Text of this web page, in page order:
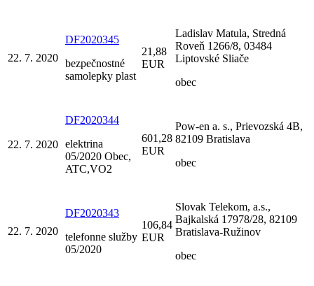
22. 7. 2020
DF2020345
bezpečnostné
samolepky plast
21,88
EUR
Ladislav Matula, Stredná
Roveň 1266/8, 03484
Liptovské Sliače
obec
22. 7. 2020
DF2020344
elektrina
05/2020 Obec,
ATC,VO2
601,28
EUR
Pow-en a. s., Prievozská 4B,
82109 Bratislava
obec
22. 7. 2020
DF2020343
telefonne služby
05/2020
106,84
EUR
Slovak Telekom, a.s.,
Bajkalská 17978/28, 82109
Bratislava-Ružinov
obec